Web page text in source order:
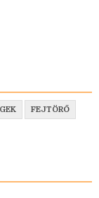
FEJTÖRŐ